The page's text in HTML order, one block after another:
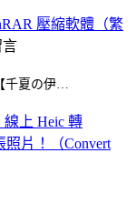
壓縮軟體（繁
言
千夏の伊…
線上 Heic 轉
照片！（Convert